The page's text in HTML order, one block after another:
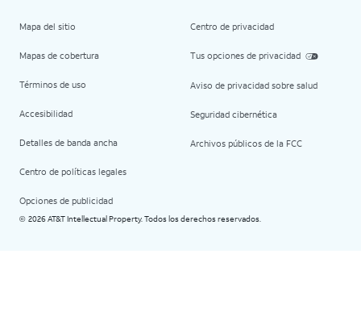
Mapa del sitio
Mapas de cobertura
Términos de uso
Accesibilidad
Detalles de banda ancha
Centro de políticas legales
Opciones de publicidad
Centro de privacidad
Tus opciones de privacidad
Aviso de privacidad sobre salud
Seguridad cibernética
Archivos públicos de la FCC
© 2026 AT&T Intellectual Property. Todos los derechos reservados.